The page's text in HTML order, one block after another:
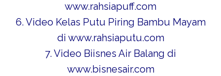
www.rahsiapuff.com
6. Video Kelas Putu Piring Bambu Mayam
di www.rahsiaputu.com
7. Video Biisnes Air Balang di
www.bisnesair.com